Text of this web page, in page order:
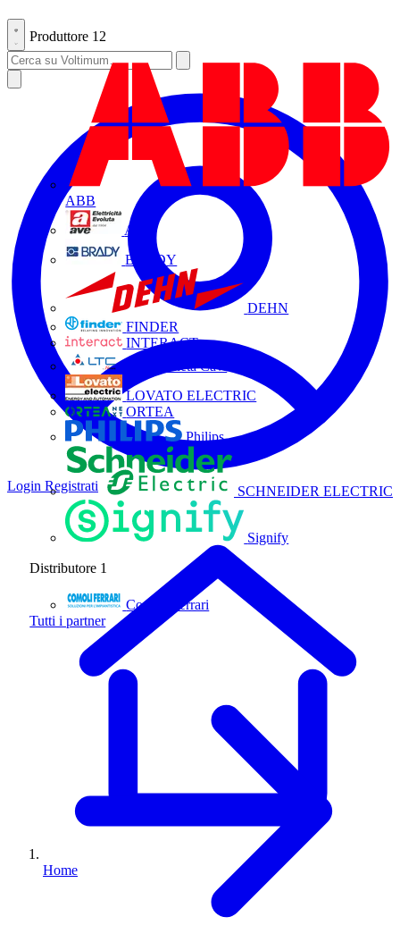
Produttore 12
ABB
AVE
BRADY
DEHN
FINDER
INTERACT
La Triveneta Cavi
LOVATO ELECTRIC
ORTEA
Philips
SCHNEIDER ELECTRIC
Signify
Distributore 1
Comoli Ferrari
Tutti i partner
Login Registrati
Home